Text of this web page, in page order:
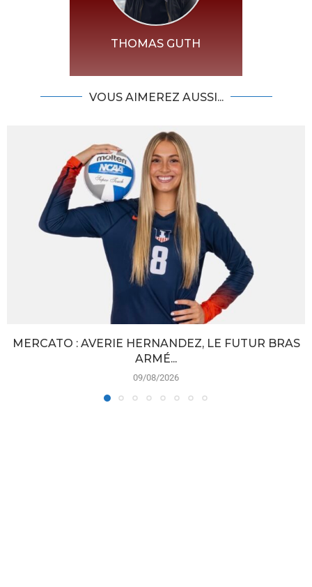
THOMAS GUTH
VOUS AIMEREZ AUSSI...
MERCATO : AVERIE HERNANDEZ, LE FUTUR BRAS
ARMÉ...
09/08/2026